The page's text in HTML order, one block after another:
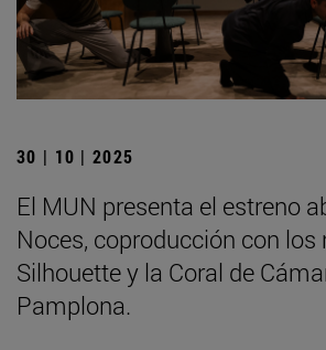
30 | 10 | 2025
El MUN presenta el estreno
Noces, coproducción con los
Silhouette y la Coral de
Pamplona.